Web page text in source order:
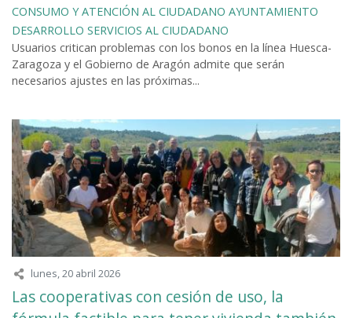
CONSUMO Y ATENCIÓN AL CIUDADANO AYUNTAMIENTO
DESARROLLO SERVICIOS AL CIUDADANO
Usuarios critican problemas con los bonos en la línea Huesca-
Zaragoza y el Gobierno de Aragón admite que serán
necesarios ajustes en las próximas...
lunes, 20 abril 2026
Las cooperativas con cesión de uso, la